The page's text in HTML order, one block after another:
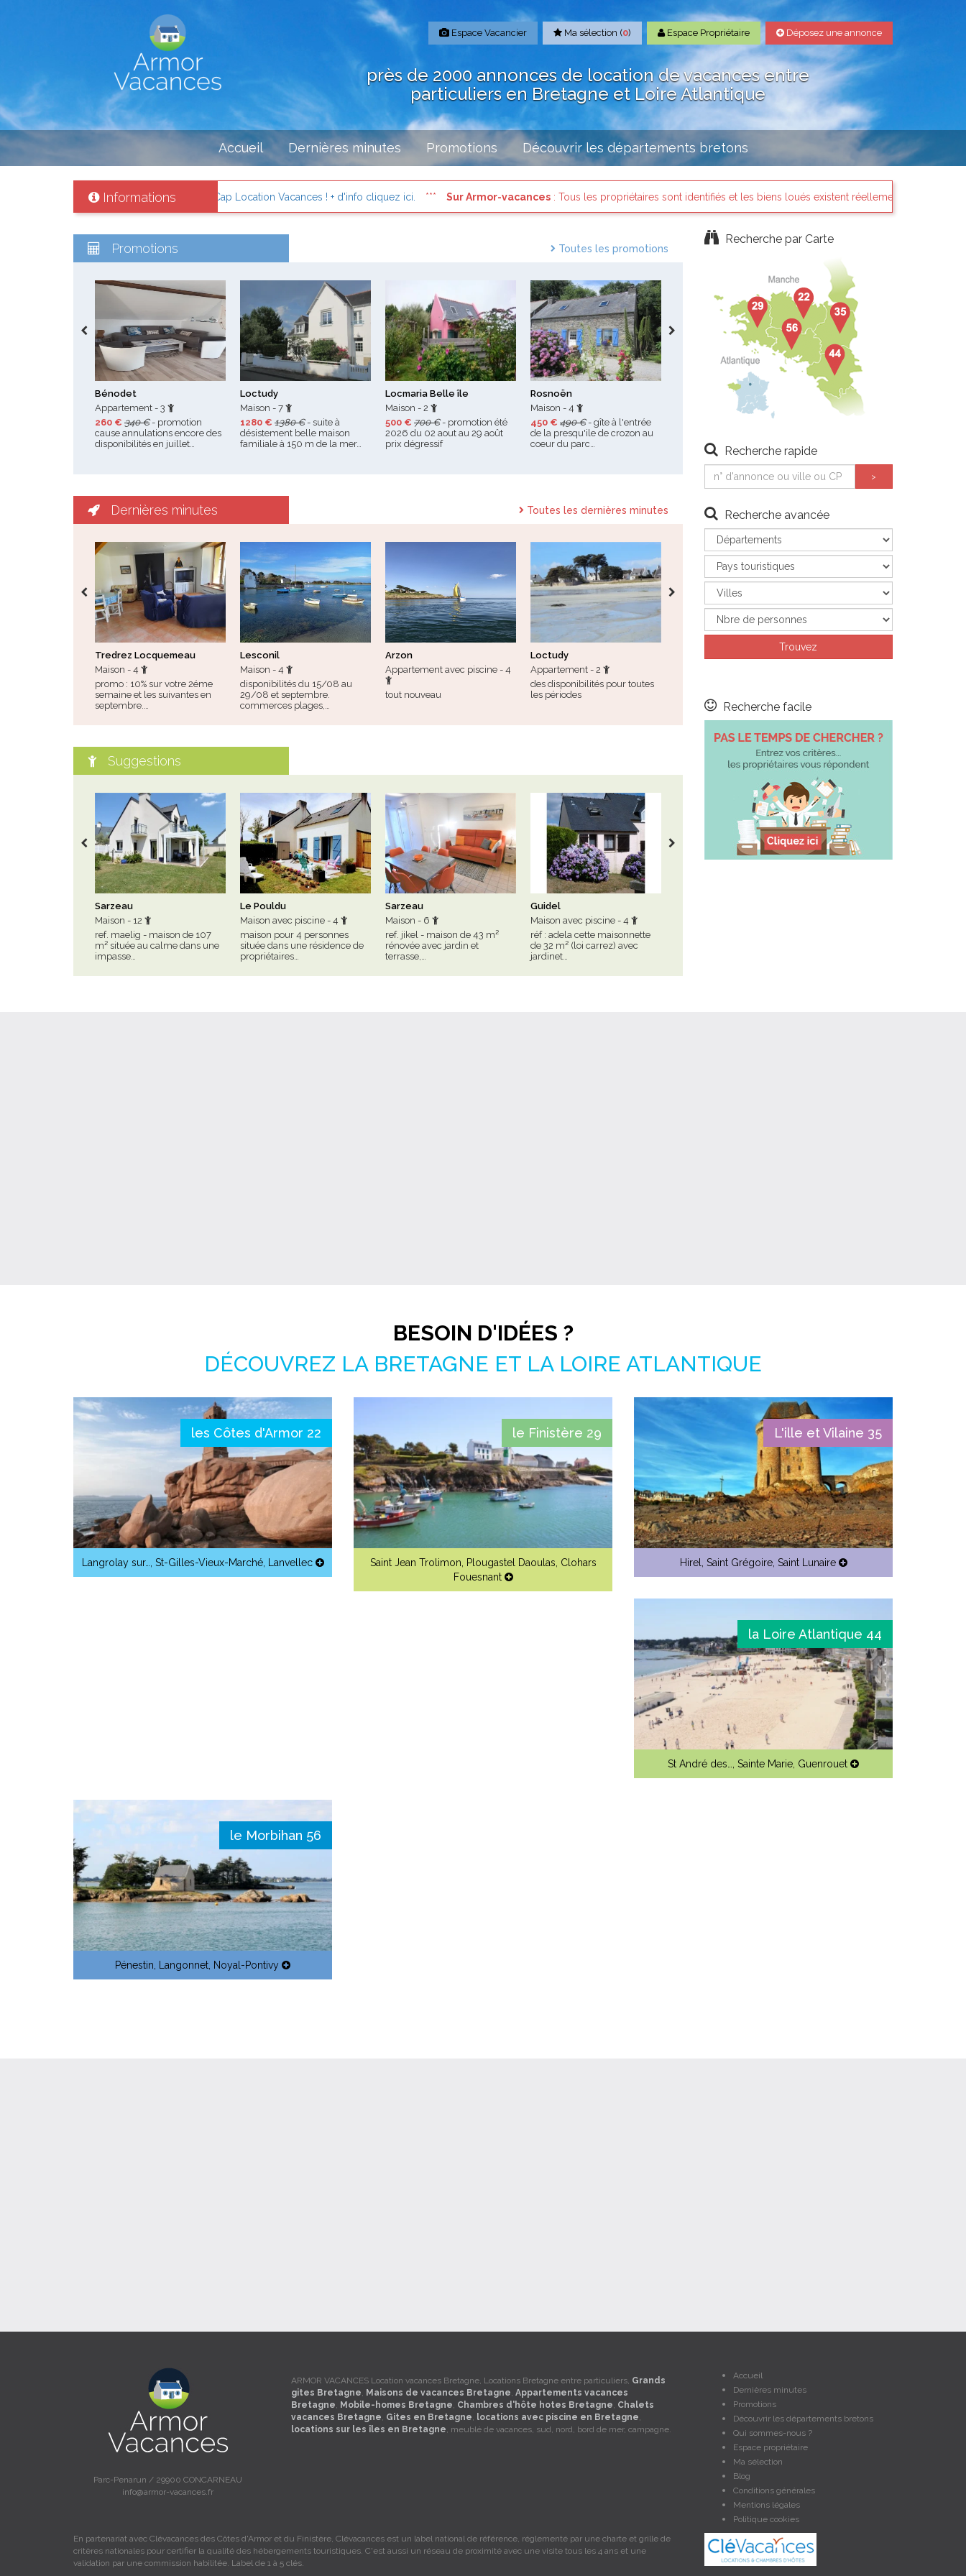
Espace Vacancier Ma sélection (0) Espace Propriétaire Déposez une annonce
près de 2000 annonces de location de vacances entre
particuliers en Bretagne et Loire Atlantique
Accueil Dernières minutes Promotions Découvrir les départements bretons
Informations
votre location de vacances avec Cap Location Vacances ! + d'info cliquez ici. Sur Armor-vacances: Tous les propriétaires sont identifiés et les biens loués existent réellement.
Promotions Toutes les promotions
Bénodet
Appartement - 3
260 € 340 €- promotion
cause annulations encore des
disponibilités en juillet…
Loctudy
Maison - 7
1280 € 1380 €- suite à
désistement belle maison
familiale à 150 m de la mer…
Locmaria Belle île
Maison - 2
500 € 700 €- promotion été
2026 du 02 aout au 29 août
prix dégressif
Rosnoën
Maison - 4
450 € 490 €- gîte à l'entrée
de la presqu'ile de crozon au
coeur du parc…
Plounéour-Brignogan-
proposons une réduction de
10% sur la semaine34.…
Tredrez Locquemeau
Maison - 4
Dernières minutes Toutes les dernières minutes
Tredrez Locquemeau
Maison - 4
promo : 10% sur votre 2éme
semaine et les suivantes en
septembre.…
Lesconil
Maison - 4
disponibilités du 15/08 au
29/08 et septembre.
commerces plages,…
Arzon
Appartement avec piscine - 4
tout nouveau
Loctudy
Appartement - 2
des disponibilités pour toutes
les périodes
Suggestions
Sarzeau
Maison - 12
ref. maelig - maison de 107
m² située au calme dans une
impasse…
Le Pouldu
Maison avec piscine - 4
maison pour 4 personnes
située dans une résidence de
propriétaires…
Sarzeau
Maison - 6
ref. jikel - maison de 43 m²
rénovée avec jardin et
terrasse,…
Guidel
Maison avec piscine - 4
réf : adela cette maisonnette
de 32 m² (loi carrez) avec
jardinet…
Recherche par Carte
Recherche rapide
Recherche avancée
Recherche facile
BESOIN D'IDÉES ?
DÉCOUVREZ LA BRETAGNE ET LA LOIRE ATLANTIQUE
les Côtes d'Armor 22
Langrolay sur… St-Gilles-Vieux-Marché, Lanvellec
le Finistère 29
Saint Jean Trolimon Plougastel Daoulas Clohars
Fouesnant
L'ille et Vilaine 35
Hirel Saint Grégoire, Saint Lunaire
la Loire Atlantique 44
St André des… Sainte Marie Guenrouet
le Morbihan 56
Pénestin Langonnet Noyal-Pontivy
Parc-Penarun / 29900 CONCARNEAU
info@armor-vacances.fr
ARMOR VACANCES Location vacances Bretagne, Locations Bretagne entre particuliers, Grands
gites Bretagne Maisons de vacances Bretagne Appartements vacances
Bretagne Mobile-homes Bretagne Chambres d'hôte hotes Bretagne Chalets
vacances Bretagne Gites en Bretagne locations avec piscine en Bretagne
locations sur les îles en Bretagne , meublé de vacances, sud, nord, bord de mer, campagne.
Accueil
Dernières minutes
Promotions
Découvrir les départements bretons
Qui sommes-nous ?
Espace propriétaire
Ma sélection
Blog
Conditions générales
Mentions légales
Politique cookies
En partenariat avec Clévacances des Côtes d'Armor et du Finistère, Clévacances est un label national de référence, réglementé par une charte et grille de
critères nationales pour certifier la qualité des hébergements touristiques. C'est aussi un réseau de proximité avec une visite tous les 4 ans et une
validation par une commission habilitée. Label de 1 à 5 clés.